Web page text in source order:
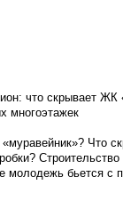
что скрывает ЖК
многоэтажек
Что
молодежь бьется с